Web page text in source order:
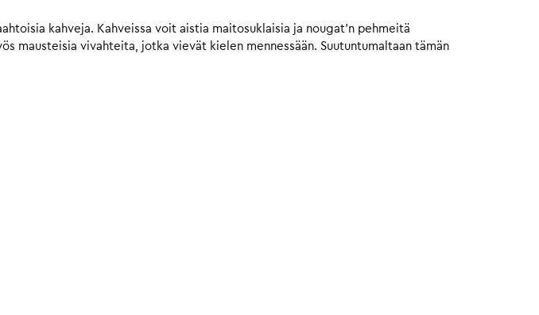
kahveja. Kahveissa voit aistia maitosuklaisia ja nougat’n pehmeitä
mausteisia vivahteita, jotka vievät kielen mennessään. Suutuntumaltaan tämän